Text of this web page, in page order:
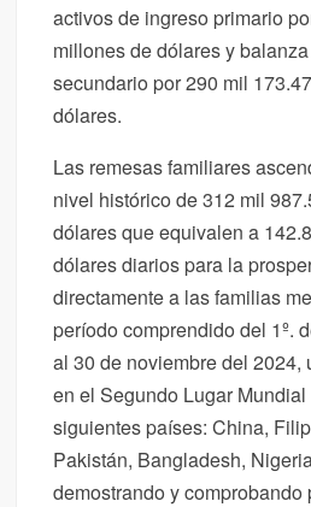
activos de ingreso primario
millones de dólares y
secundario por 290 mil
dólares.
Las remesas familiares
nivel histórico de 312 mil
dólares que equivalen a
dólares diarios para la
directamente a las familias
período comprendido del 1º.
al 30 de noviembre del 2024,
en el Segundo Lugar
siguientes países: China,
Pakistán, Bangladesh,
demostrando y comprobando